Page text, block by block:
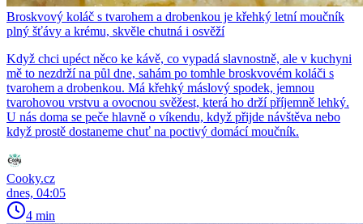
Broskvový koláč s tvarohem a drobenkou je křehký letní moučník
plný šťávy a krému, skvěle chutná i osvěží
Když chci upéct něco ke kávě, co vypadá slavnostně, ale v kuchyni
mě to nezdrží na půl dne, sahám po tomhle broskvovém koláči s
tvarohem a drobenkou. Má křehký máslový spodek, jemnou
tvarohovou vrstvu a ovocnou svěžest, která ho drží příjemně lehký.
U nás doma se peče hlavně o víkendu, když přijde návštěva nebo
když prostě dostaneme chuť na poctivý domácí moučník.
Cooky.cz
dnes, 04:05
4 min